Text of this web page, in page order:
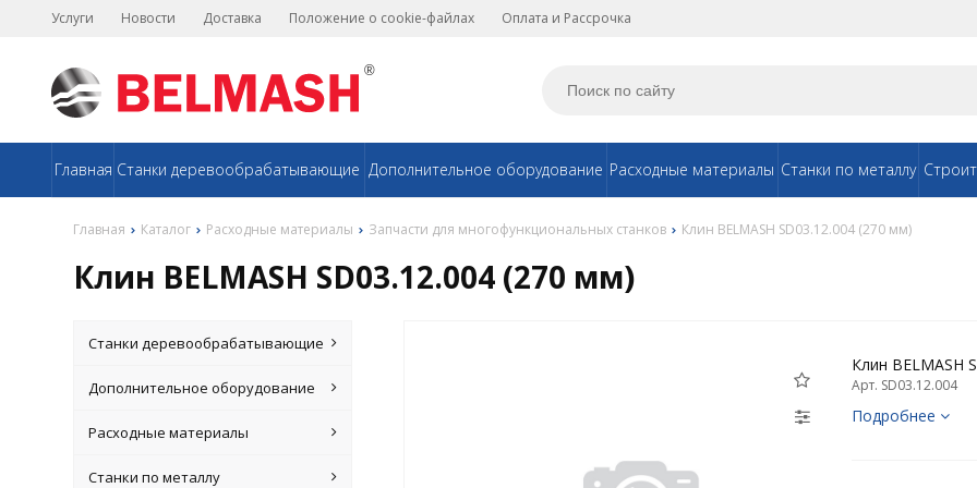
Услуги Новости Доставка Положение о cookie-файлах Оплата и Рассрочка
Главная Станки деревообрабатывающие Дополнительное оборудование Расходные материалы Станки по металлу
Главная Каталог Расходные материалы Запчасти для многофункциональных станков Клин BELMASH SD03.12.004 (270 мм)
Клин BELMASH SD03.12.004 (270 мм)
Станки деревообрабатывающие
Дополнительное оборудование
Расходные материалы
Станки по металлу
Клин BELMASH
Арт. SD03.12.004
Подробнее